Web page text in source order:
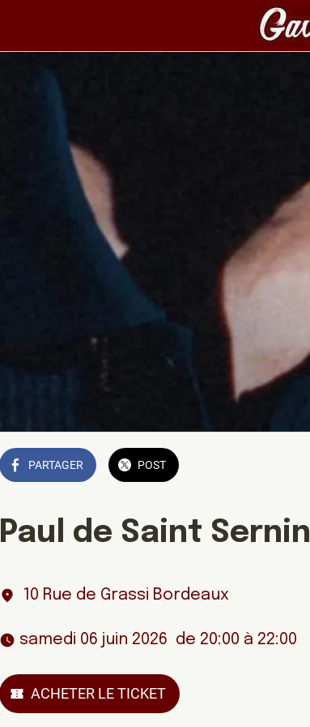
PARTAGER POST
Paul de Saint Sernin
10 Rue de Grassi Bordeaux
samedi 06 juin 2026  de 20:00 à 22:00
ACHETER LE TICKET